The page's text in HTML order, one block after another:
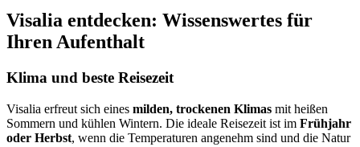
Visalia entdecken: Wissenswertes für
Ihren Aufenthalt
Klima und beste Reisezeit
Visalia erfreut sich eines milden, trockenen Klimas mit heißen
Sommern und kühlen Wintern. Die ideale Reisezeit ist im Frühjahr
oder Herbst, wenn die Temperaturen angenehm sind und die Natur